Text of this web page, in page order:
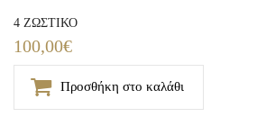
4 ΖΩΣΤΙΚΟ
100,00€
Προσθήκη στο καλάθι